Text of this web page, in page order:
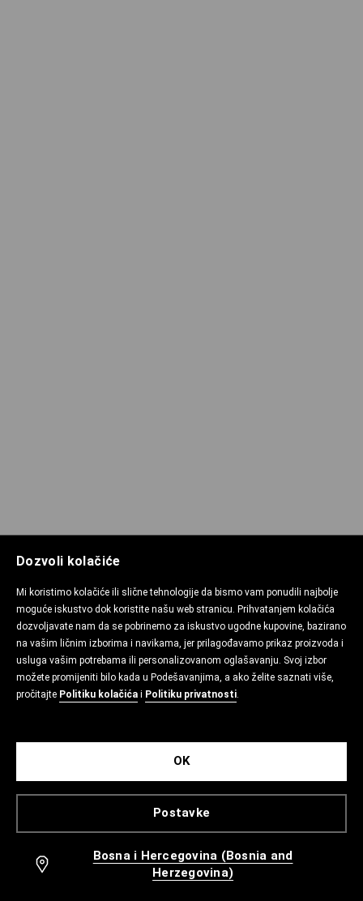
Dozvoli kolačiće
Mi koristimo kolačiće ili slične tehnologije da bismo vam ponudili najbolje
moguće iskustvo dok koristite našu web stranicu. Prihvatanjem kolačića
dozvoljavate nam da se pobrinemo za iskustvo ugodne kupovine, bazirano
na vašim ličnim izborima i navikama, jer prilagođavamo prikaz proizvoda i
usluga vašim potrebama ili personalizovanom oglašavanju. Svoj izbor
možete promijeniti bilo kada u Podešavanjima, a ako želite saznati više,
pročitajte Politiku kolačića i Politiku privatnosti.
Postavke
OK
Bosna i Hercegovina (Bosnia and
Herzegovina)